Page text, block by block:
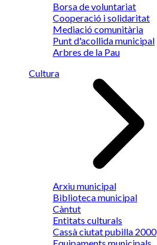
Borsa de voluntariat
Cooperació i solidaritat
Mediació comunitària
Punt d'acollida municipal
Arbres de la Pau
Cultura
Arxiu municipal
Biblioteca municipal
Càntut
Entitats culturals
Cassà ciutat pubilla 2000